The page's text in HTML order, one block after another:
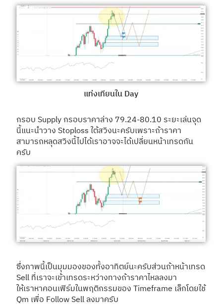
แท่งเทียนใน Day
กรอบ Supply กรอบราคาล่าง 79.24-80.10 ระยะเล่นจุด
นี้แนะนำวาง Stoploss ใต้สวิงนะครับเพราะถ้าราคา
สามารถหลุดสวิงนี้ไปได้เราอาจจะได้เปลี่ยนหน้าเทรดกัน
ครับ
ซึ่งภาพนี้เป็นมุมมองของทั้งอาทิตย์นะครับส่วนถ้าหน้าเทรด
Sell ที่เราจะเข้าเทรดระหว่างทางถ้าราคาไหลลงมา
ให้เราหาคอนเฟิร์มในพฤติกรรมของ Timeframe เล็กโดยใช้
Qm เพื่อ Follow Sell ลงมาครับ